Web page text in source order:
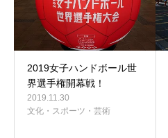
2019女子ハンドボール世
界選手権開幕戦！
2019.11.30
文化・スポーツ・芸術